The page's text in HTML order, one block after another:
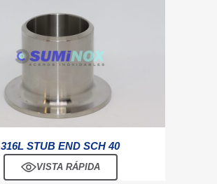
316L STUB END SCH 40
VISTA RÁPIDA